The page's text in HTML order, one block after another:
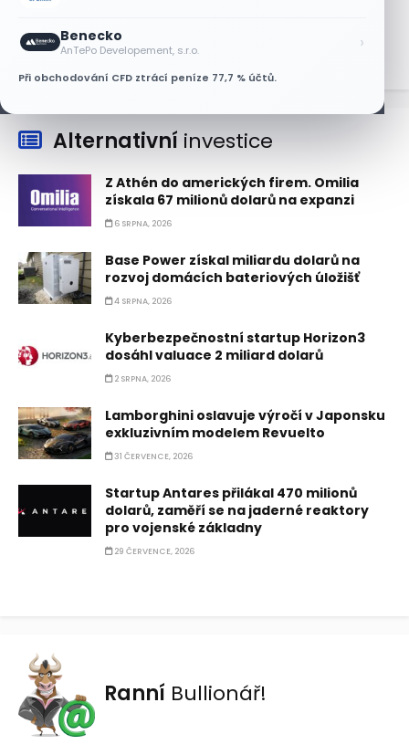
Benecko
AnTePo Developement, s.r.o. ›
Při obchodování CFD ztrácí peníze 77,7 % účtů.
Alternativní investice
Z Athén do amerických firem. Omilia
získala 67 milionů dolarů na expanzi
6 SRPNA, 2026
Base Power získal miliardu dolarů na
rozvoj domácích bateriových úložišť
4 SRPNA, 2026
Kyberbezpečnostní startup Horizon3
dosáhl valuace 2 miliard dolarů
2 SRPNA, 2026
Lamborghini oslavuje výročí v Japonsku
exkluzivním modelem Revuelto
31 ČERVENCE, 2026
Startup Antares přilákal 470 milionů
dolarů, zaměří se na jaderné reaktory
pro vojenské základny
29 ČERVENCE, 2026
Ranní Bullionář!